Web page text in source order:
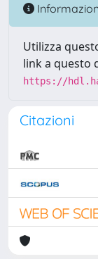
Utilizza
link a questo
https://
Citazioni